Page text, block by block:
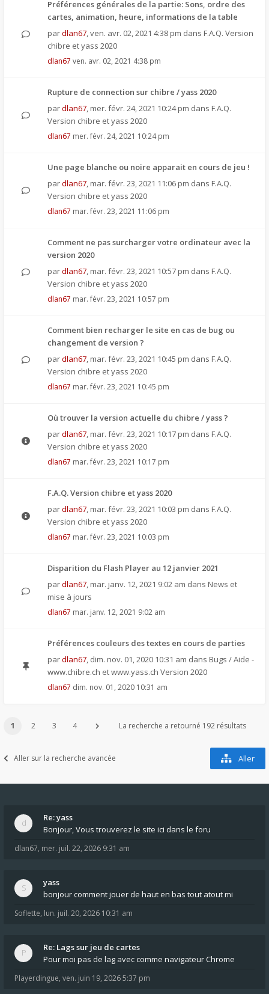
Préférences générales de la partie: Sons, ordre des
cartes, animation, heure, informations de la table
pardlan67,ven. avr. 02, 2021 4:38 pm dans F.A.Q. Version
chibre et yass 2020
dlan67 ven. avr. 02, 2021 4:38 pm
Rupture de connection sur chibre / yass 2020
pardlan67, mer. févr. 24, 2021 10:24 pm dans F.A.Q.
Version chibre et yass 2020
dlan67 mer. févr. 24, 2021 10:24 pm
Une page blanche ou noire apparait en cours de jeu !
pardlan67, mar. févr. 23, 2021 11:06 pm dans F.A.Q.
Version chibre et yass 2020
dlan67 mar. févr. 23, 2021 11:06 pm
Comment ne pas surcharger votre ordinateur avec la
version 2020
pardlan67, mar. févr. 23, 2021 10:57 pm dans F.A.Q.
Version chibre et yass 2020
dlan67 mar. févr. 23, 2021 10:57 pm
Comment bien recharger le site en cas de bug ou
changement de version ?
pardlan67, mar. févr. 23, 2021 10:45 pm dans F.A.Q.
Version chibre et yass 2020
dlan67 mar. févr. 23, 2021 10:45 pm
Où trouver la version actuelle du chibre / yass ?
pardlan67, mar. févr. 23, 2021 10:17 pm dans F.A.Q.
Version chibre et yass 2020
dlan67 mar. févr. 23, 2021 10:17 pm
F.A.Q. Version chibre et yass 2020
pardlan67, mar. févr. 23, 2021 10:03 pm dans F.A.Q.
Version chibre et yass 2020
dlan67 mar. févr. 23, 2021 10:03 pm
Disparition du Flash Player au 12 janvier 2021
pardlan67, mar. janv. 12, 2021 9:02 am dans News et
mise à jours
dlan67 mar. janv. 12, 2021 9:02 am
Préférences couleurs des textes en cours de parties
pardlan67, dim. nov. 01, 2020 10:31 am dans Bugs / Aide -
www.chibre.ch et www.yass.ch Version 2020
dlan67 dim. nov. 01, 2020 10:31 am
1 2 3 4 La recherche a retourné 192 résultats
Aller sur la recherche avancée Aller
Re: yass
Bonjour, Vous trouverez le site ici dans le foru
dlan67, mer. juil. 22, 2026 9:31 am
yass
bonjour comment jouer de haut en bas tout atout mi
Soflette, lun. juil. 20, 2026 10:31 am
Re: Lags sur jeu de cartes
Pour moi pas de lag avec comme navigateur Chrome
Playerdingue, ven. juin 19, 2026 5:37 pm